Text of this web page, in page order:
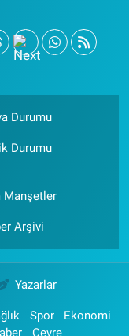
Durumu
Durumu
Manşetler
Arşivi
Yazarlar
Spor
Ekonomi
Çevre